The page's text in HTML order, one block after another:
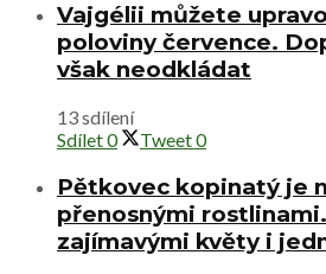
Vajgélii můžete
poloviny července.
však neodkládat
13 sdílení
Sdílet0 Tweet0
Pětkovec kopinatý je
přenosnými
zajímavými květy i